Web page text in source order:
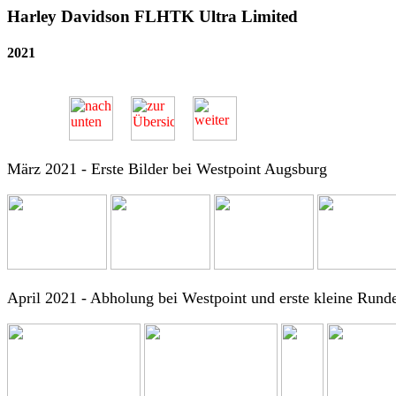
Harley Davidson FLHTK Ultra Limited
2021
März 2021 - Erste Bilder bei Westpoint Augsburg
April 2021 - Abholung bei Westpoint und erste kleine